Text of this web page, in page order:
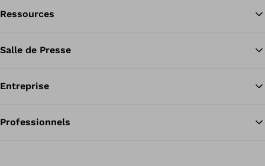
Ressources
Salle de Presse
Entreprise
Professionnels